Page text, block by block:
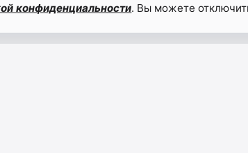
конфиденциальности. Вы можете